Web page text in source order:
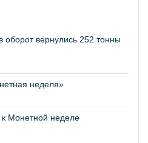
вернулись 252 тонны
неделя»
Монетной неделе